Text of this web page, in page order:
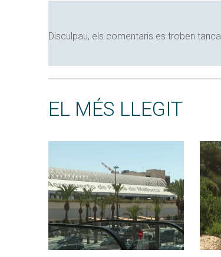
Disculpau, els comentaris es troben
EL MÉS LLEGIT